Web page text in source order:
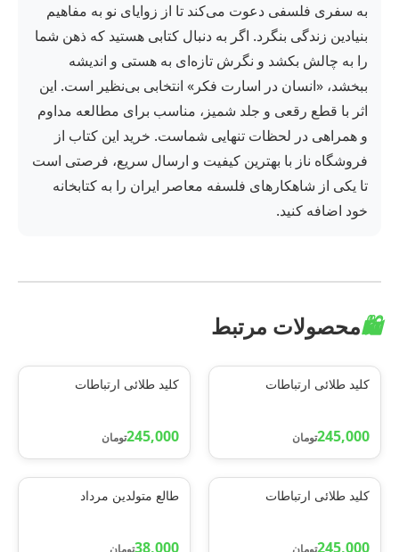
به سفری فلسفی دعوت می‌کند تا از زوایای نو به مفاهیم
بنیادین زندگی بنگرد. اگر به دنبال کتابی هستید که ذهن شما
را به چالش بکشد و نگرش تازه‌ای به هستی و اندیشه
ببخشد، «انسان در اسارت فکر» انتخابی بی‌نظیر است. این
اثر با قطع رقعی و جلد شمیز، مناسب برای مطالعه مداوم
و همراهی در لحظات تنهایی شماست. خرید این کتاب از
فروشگاه ناز با بهترین کیفیت و ارسال سریع، فرصتی است
تا یکی از شاهکارهای فلسفه معاصر ایران را به کتابخانه
خود اضافه کنید.
🛍️محصولات مرتبط
کلید طلائی ارتباطات
245,000تومان
کلید طلائی ارتباطات
245,000تومان
کلید طلائی ارتباطات
245,000
طالع متولدین مرداد
38,000